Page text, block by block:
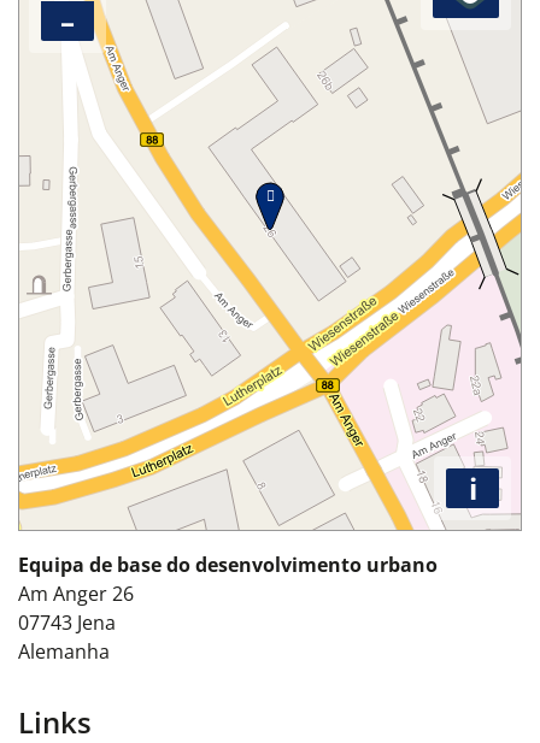
–
i
Equipa de base do desenvolvimento urbano
Am Anger 26
07743 Jena
Alemanha
Links